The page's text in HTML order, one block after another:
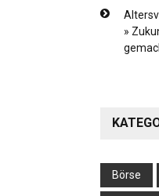
»
Börse